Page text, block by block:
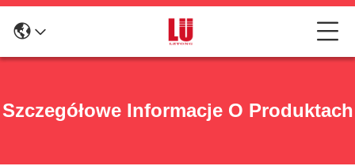
Szczegółowe Informacje O Produktach